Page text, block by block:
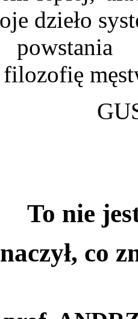
dzieło
filozofię
To nie
co